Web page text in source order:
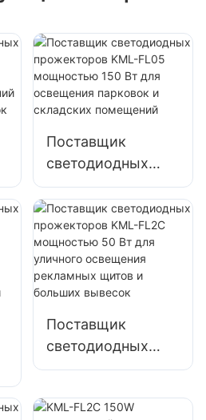
Поставщик
светодиодных
прожекторов
KML-FL05
мощностью 150
Вт для освещения
парковок и
складских
Поставщик
светодиодных
прожекторов
мощностью 50 Вт